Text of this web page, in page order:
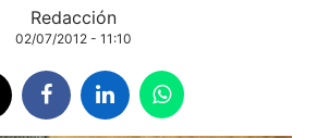
Redacción
02/07/2012 - 11:10